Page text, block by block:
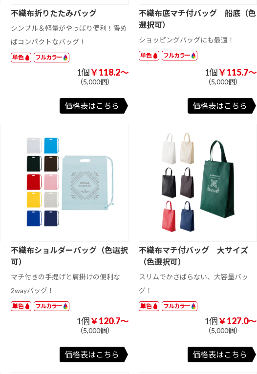
ポケット付 底ボール入り
小判抜き（持ち
手なし）
ラ
マルシェバッグ
グ、サコッシュ
バッグ
301 ～ 400 円
マイクロファイ
バークロスエン
マイクロファイ
バータオルフル
付
クイック表紙カ
バー付付箋
ハーフカバー付
その他表紙カバ
ー付付箋
イプ
付
カバーなし付箋
ミニ箱タイプ付
再生紙表紙カバ
ー付付箋
再生紙カバーな
し付箋
イ
名入れ専用付箋
101 円以上
マグネットクリ
ップ
木製マグネット
両面タイプ
ラバーマット
不織布折りたたみバッグ
シンプル＆軽量がやっぱり便利！畳め
ばコンパクトなバッグ！
単色 フルカラー
1個￥118.2～
（5,000個）
価格表はこちら
不織布底マチ付バッグ 船底（色
選択可）
ショッピングバッグにも最適！
単色 フルカラー
1個￥115.7～
（5,000個）
価格表はこちら
不織布ショルダーバッグ（色選択
可）
マチ付きの手提げと肩掛けの便利な
2wayバッグ！
単色 フルカラー
1個￥120.7～
（5,000個）
価格表はこちら
不織布マチ付バッグ 大サイズ
（色選択可）
スリムでかさばらない、大容量バッ
グ！
単色 フルカラー
1個￥127.0～
（5,000個）
価格表はこちら